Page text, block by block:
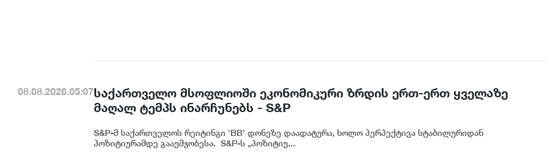
08.08.2026.05:07საქართველო მსოფლიოში ეკონომიკური ზრდის ერთ-ერთ ყველაზე
მაღალ ტემპს ინარჩუნებს - S&P
S&P-მ საქართველოს რეიტინგი 'BB' დონეზე დაადატურა, ხოლო პერპექტივა სტაბილურიდან
პოზიტიურამდე გააუმჯობესა. S&P-ს „პოზიტიუ...